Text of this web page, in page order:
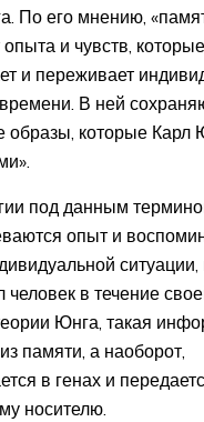
По его мнению,
опыта и чувств, которые
и переживает
В ней
образы, которые Карл
под данным
опыт и
ситуации,
человек в течение
Юнга, такая
памяти, а наоборот,
в генах и
носителю.